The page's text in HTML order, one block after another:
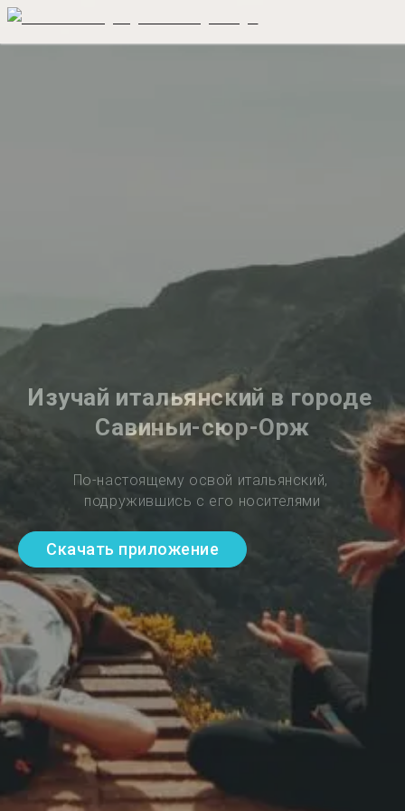
Изучай итальянский в городе
Савиньи-сюр-Орж
По-настоящему освой итальянский,
подружившись с его носителями
Скачать приложение